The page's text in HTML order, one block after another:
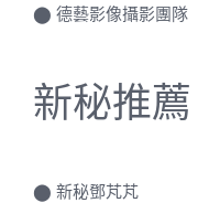
⬤ 德藝影像攝影團隊
新秘推薦
⬤ 新秘鄧芃芃